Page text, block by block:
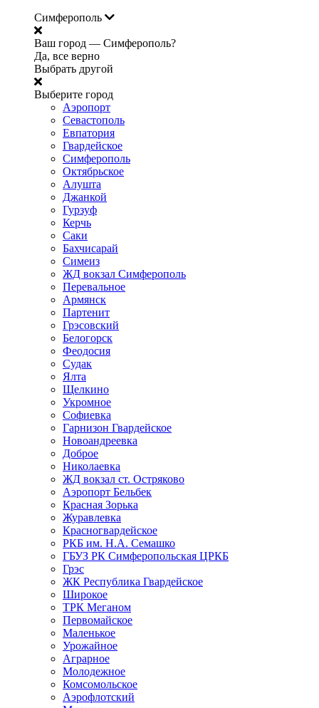
Симферополь
Ваш город — Симферополь?
Да, все верно
Выбрать другой
Выберите город
Аэропорт
Севастополь
Евпатория
Гвардейское
Симферополь
Октябрьское
Алушта
Джанкой
Гурзуф
Керчь
Саки
Бахчисарай
Симеиз
ЖД вокзал Симферополь
Перевальное
Армянск
Партенит
Грэсовский
Белогорск
Феодосия
Судак
Ялта
Щелкино
Укромное
Софиевка
Гарнизон Гвардейское
Новоандреевка
Доброе
Николаевка
ЖД вокзал ст. Остряково
Аэропорт Бельбек
Красная Зорька
Журавлевка
Красногвардейское
РКБ им. Н.А. Семашко
ГБУЗ РК Симферопольская ЦРКБ
Грэс
ЖК Республика Гвардейское
Широкое
ТРК Меганом
Первомайское
Маленькое
Урожайное
Аграрное
Молодежное
Комсомольское
Аэрофлотский